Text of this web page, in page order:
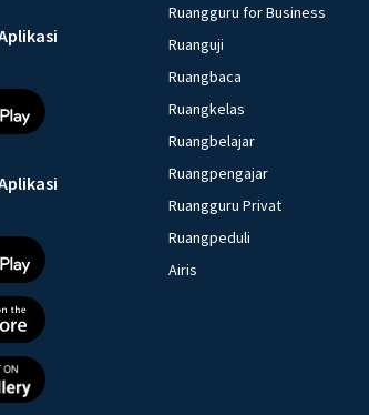
Ruangguru for Business
Ruanguji
Ruangbaca
Ruangkelas
Ruangbelajar
Ruangpengajar
Ruangguru Privat
Ruangpeduli
Airis